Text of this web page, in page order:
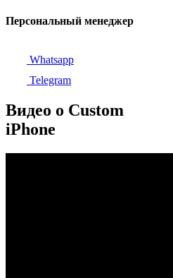
Персональный менеджер
Whatsapp
Telegram
Видео о Custom
iPhone